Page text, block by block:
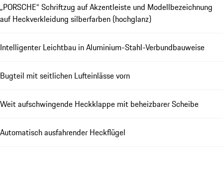
„PORSCHE“ Schriftzug auf Akzentleiste und Modellbezeichnung
auf Heckverkleidung silberfarben (hochglanz)
Intelligenter Leichtbau in Aluminium-Stahl-Verbundbauweise
Bugteil mit seitlichen Lufteinlässe vorn
Weit aufschwingende Heckklappe mit beheizbarer Scheibe
Automatisch ausfahrender Heckflügel